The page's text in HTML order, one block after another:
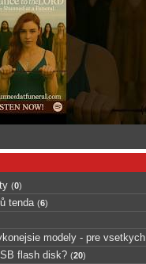
(0)
tenda (6)
modely - pre vsetkych
flash disk? (20)